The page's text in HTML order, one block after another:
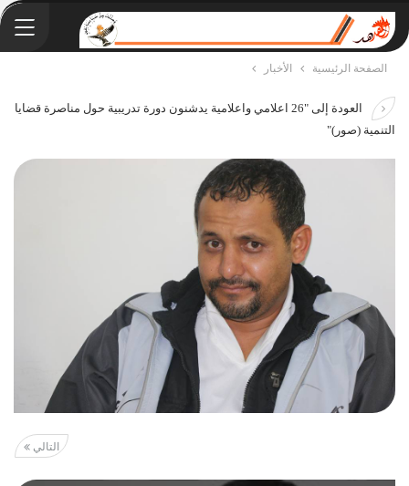
الصفحة الرئيسية الأخبار
العودة إلى "26 اعلامي واعلامية يدشنون دورة تدريبية حول مناصرة قضايا
التنمية (صور)"
التالي